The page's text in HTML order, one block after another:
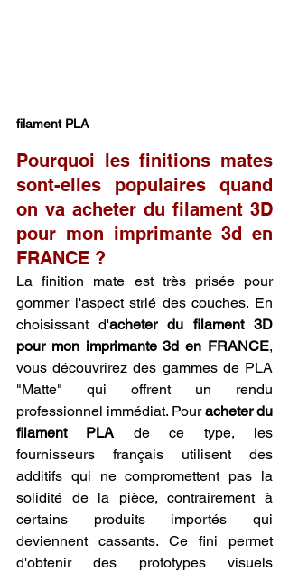
filament PLA
Pourquoi les finitions mates
sont-elles populaires quand
on va acheter du filament 3D
pour mon imprimante 3d en
FRANCE ?
La finition mate est très prisée pour
gommer l'aspect strié des couches. En
choisissant d'acheter du filament 3D
pour mon imprimante 3d en FRANCE,
vous découvrirez des gammes de PLA
"Matte" qui offrent un rendu
professionnel immédiat. Pour acheter du
filament PLA de ce type, les
fournisseurs français utilisent des
additifs qui ne compromettent pas la
solidité de la pièce, contrairement à
certains produits importés qui
deviennent cassants. Ce fini permet
d'obtenir des prototypes visuels